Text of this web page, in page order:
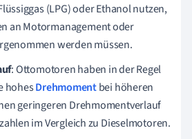
(LPG) oder Ethanol nutzen,
an Motormanagement oder
werden müssen.
: Ottomotoren haben in der Regel
hohesDrehmomentbei höheren
geringeren Drehmomentverlauf
im Vergleich zu Dieselmotoren.